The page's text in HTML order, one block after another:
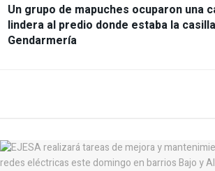
Un grupo de mapuches ocuparon una
lindera al predio donde estaba la
Gendarmería